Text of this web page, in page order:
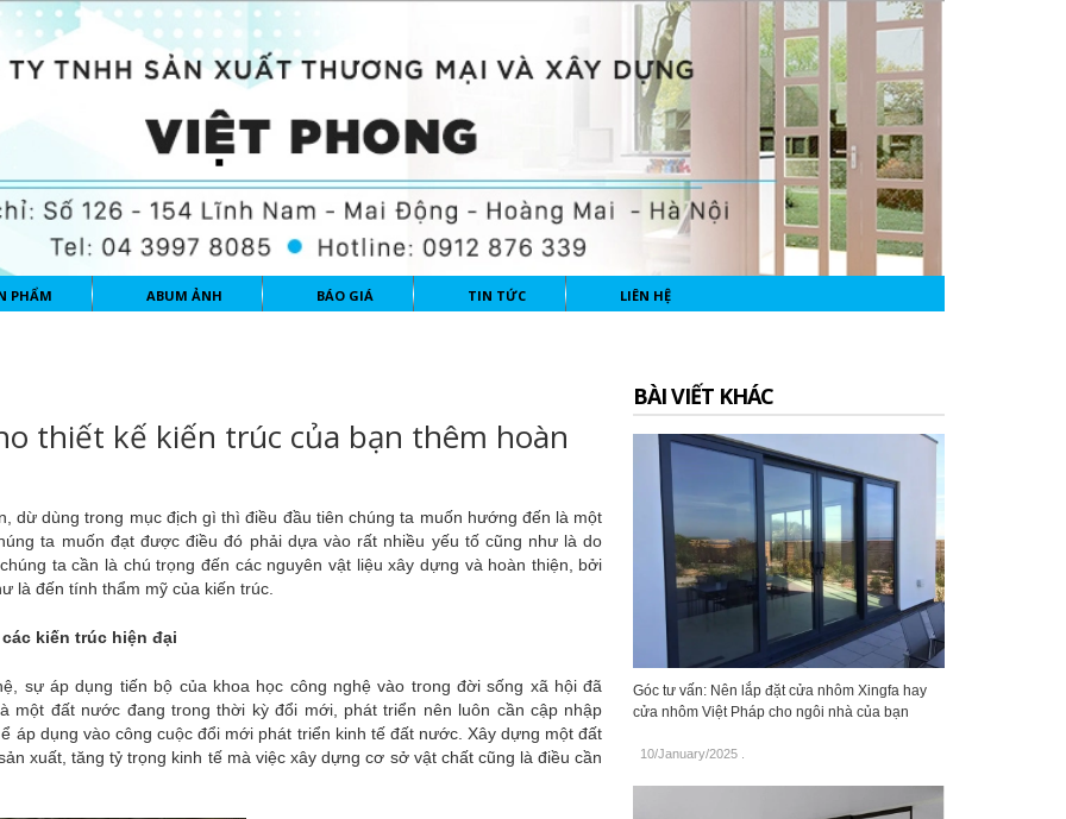
PHẨM ABUM ẢNH BÁO GIÁ TIN TỨC LIÊN HỆ
thiết kế kiến trúc của bạn thêm hoàn
dừ dùng trong mục địch gì thì điều đầu tiên chúng ta muốn hướng đến là một
ta muốn đạt được điều đó phải dựa vào rất nhiều yếu tố cũng như là do
ta cần là chú trọng đến các nguyên vật liệu xây dựng và hoàn thiện, bởi
là đến tính thẩm mỹ của kiến trúc.
kiến trúc hiện đại
sự áp dụng tiến bộ của khoa học công nghệ vào trong đời sống xã hội đã
một đất nước đang trong thời kỳ đổi mới, phát triển nên luôn cần cập nhập
áp dụng vào công cuộc đổi mới phát triển kinh tế đất nước. Xây dựng một đất
xuất, tăng tỷ trọng kinh tế mà việc xây dựng cơ sở vật chất cũng là điều cần
BÀI VIẾT KHÁC
Góc tư vấn: Nên lắp đặt cửa nhôm Xingfa hay
cửa nhôm Việt Pháp cho ngôi nhà của bạn
10/January/2025.